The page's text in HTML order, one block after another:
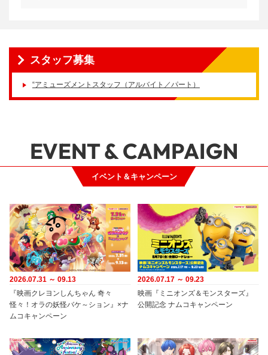
スタッフ募集
“アミューズメントスタッフ（アルバイト／パート）
イベント＆キャンペーン
EVENT & CAMPAIGN
2026.07.31 ～ 09.13
『映画クレヨンしんちゃん 奇々
怪々！オラの妖怪バケ～ション』×ナ
ムコキャンペーン
2026.07.17 ～ 09.23
映画『ミニオンズ＆モンスターズ』
公開記念 ナムコキャンペーン